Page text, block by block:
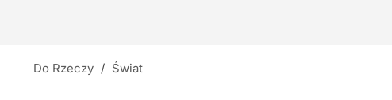
Do Rzeczy / Świat